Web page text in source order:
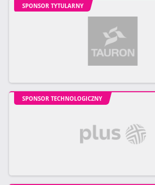
SPONSOR TYTULARNY
SPONSOR TECHNOLOGICZNY